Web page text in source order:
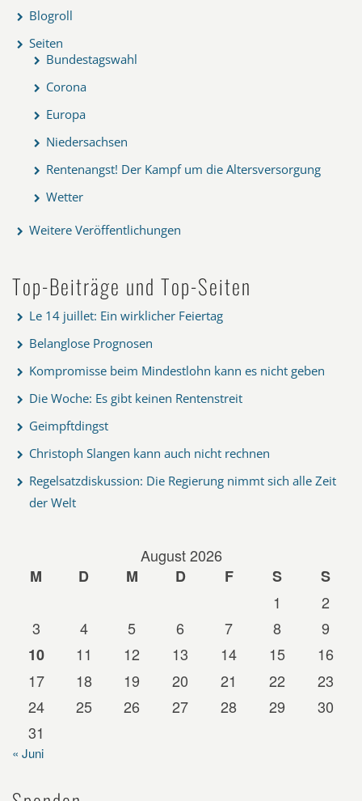
Blogroll
Seiten
Bundestagswahl
Corona
Europa
Niedersachsen
Rentenangst! Der Kampf um die Altersversorgung
Wetter
Weitere Veröffentlichungen
Top-Beiträge und Top-Seiten
Le 14 juillet: Ein wirklicher Feiertag
Belanglose Prognosen
Kompromisse beim Mindestlohn kann es nicht geben
Die Woche: Es gibt keinen Rentenstreit
Geimpftdingst
Christoph Slangen kann auch nicht rechnen
Regelsatzdiskussion: Die Regierung nimmt sich alle Zeit
der Welt
August 2026
M
D M D F S
S
1
2
3
4 5 6 7 8
9
10
11 12 13 14 15
16
17
18 19 20 21 22
23
24
25 26 27 28 29
30
31
« Juni